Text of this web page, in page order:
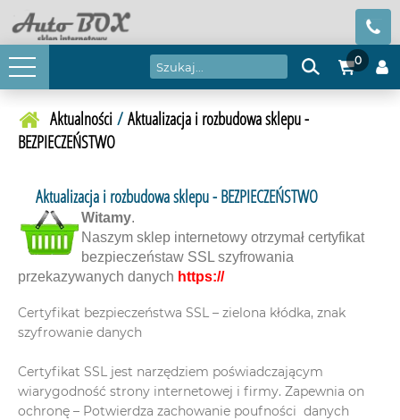
0
Aktualności / Aktualizacja i rozbudowa sklepu -
BEZPIECZEŃSTWO
Aktualizacja i rozbudowa sklepu - BEZPIECZEŃSTWO
Witamy.
Naszym sklep internetowy otrzymał certyfikat
bezpieczeństaw SSL szyfrowania
przekazywanych danych https://
Certyfikat bezpieczeństwa SSL – zielona kłódka, znak
szyfrowanie danych
Certyfikat SSL jest narzędziem poświadczającym
wiarygodność strony internetowej i firmy. Zapewnia on
ochronę – Potwierdza zachowanie poufności danych